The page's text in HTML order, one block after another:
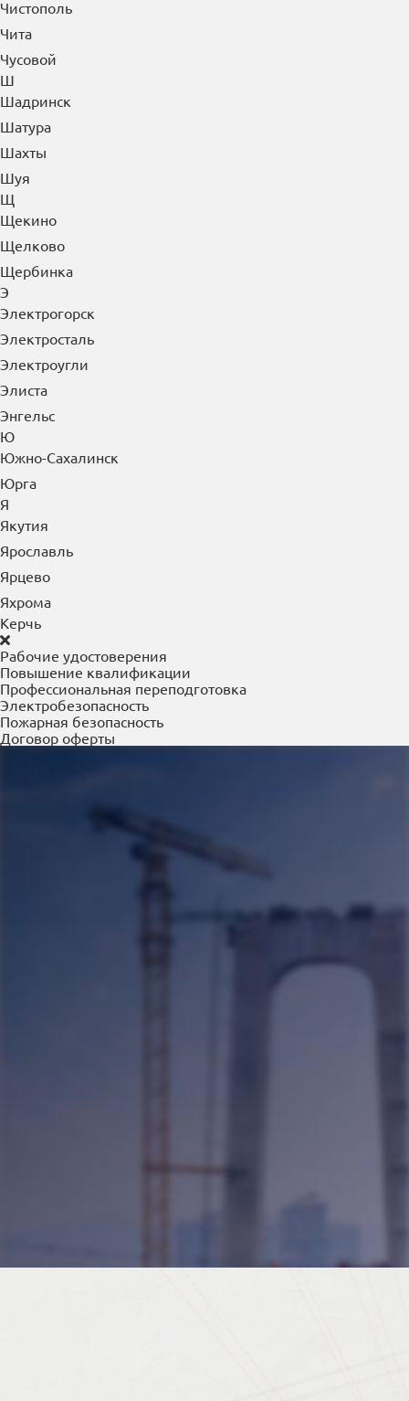
Чистополь
Чита
Чусовой
Ш
Шадринск
Шатура
Шахты
Шуя
Щ
Щекино
Щелково
Щербинка
Э
Электрогорск
Электросталь
Электроугли
Элиста
Энгельс
Ю
Южно-Сахалинск
Юрга
Я
Якутия
Ярославль
Ярцево
Яхрома
Керчь
Рабочие удостоверения
Повышение квалификации
Профессиональная переподготовка
Электробезопасность
Пожарная безопасность
Договор оферты